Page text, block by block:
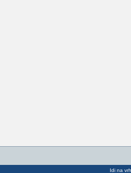
Idi na vrh